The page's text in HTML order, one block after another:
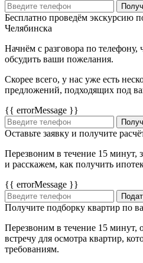
Бесплатно проведём экскурсию
Челябинска
Начнём с разговора по телефону,
обсудить ваши пожелания.
Скорее всего, у нас уже есть
предложений, подходящих под
{{ errorMessage }}
Оставьте заявку и получите
Перезвоним в течение 15 минут,
и расскажем, как получить
{{ errorMessage }}
Получите подборку квартир по
Перезвоним в течение 15 минут,
встречу для осмотра квартир,
требованиям.